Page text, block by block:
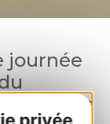
privée
journée
domaine